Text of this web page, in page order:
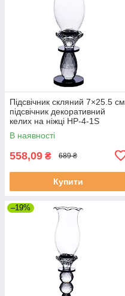
Підсвічник скляний 7×25.5 см
підсвічник декоративний
келих на ніжці HP-4-1S
В наявності
558,09 ₴ 689 ₴
Купити
–19%